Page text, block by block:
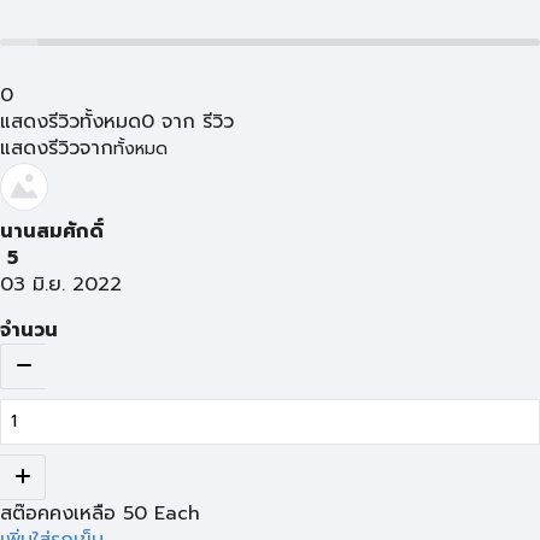
0
แสดงรีวิวทั้งหมด0 จาก รีวิว
แสดงรีวิวจากทั้งหมด
นานสมศักดิ์
5
03 มิ.ย. 2022
จำนวน
สต๊อคคงเหลือ 50 Each